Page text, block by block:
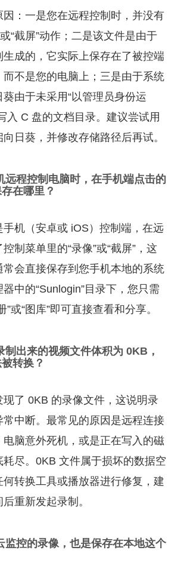
：一是您在远程控制时，并没有
“截屏”动作；二是该文件是由于
成的，它实际上保存在了被控端
而不是您的电脑上；三是由于系统
由于未采用“以管理员身份运
入 C 盘的文档目录。建议尝试用
日葵，并修改存储路径后再试。
远程控制电脑时，在手机端点击的
在哪里？
机（安卓或 iOS）控制端，在远
制菜单里的“录像”或“截屏”，这
会直接保存到您手机本地的系统
中的“Sunlogin”目录下，您只需
”或“图库”即可直接查看和分享。
制出来的视频文件体积为 0KB，
转换？
了 0KB 的录像文件，这说明录
中断。最常见的原因是远程连接
电脑意外死机，或是正在写入的磁
耗尽。0KB 文件属于损坏的数据空
转换工具或播放器进行修复，建
重新发起录制。
监控的录像，也是保存在本地这个